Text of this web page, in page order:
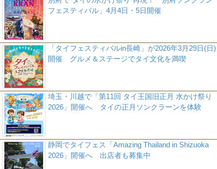
フェスティバル」4月4日・5日開催
「タイフェスティバルin長崎」が2026年3月29日(日)
開催 グルメ＆ステージでタイ文化を満喫
埼玉・川越で「第11回 タイ王国旧正月 水かけ祭り
2026」開催へ タイの正月ソンクラーンを体験
静岡でタイフェス「Amazing Thailand in Shizuoka
2026」開催へ 出店者も募集中